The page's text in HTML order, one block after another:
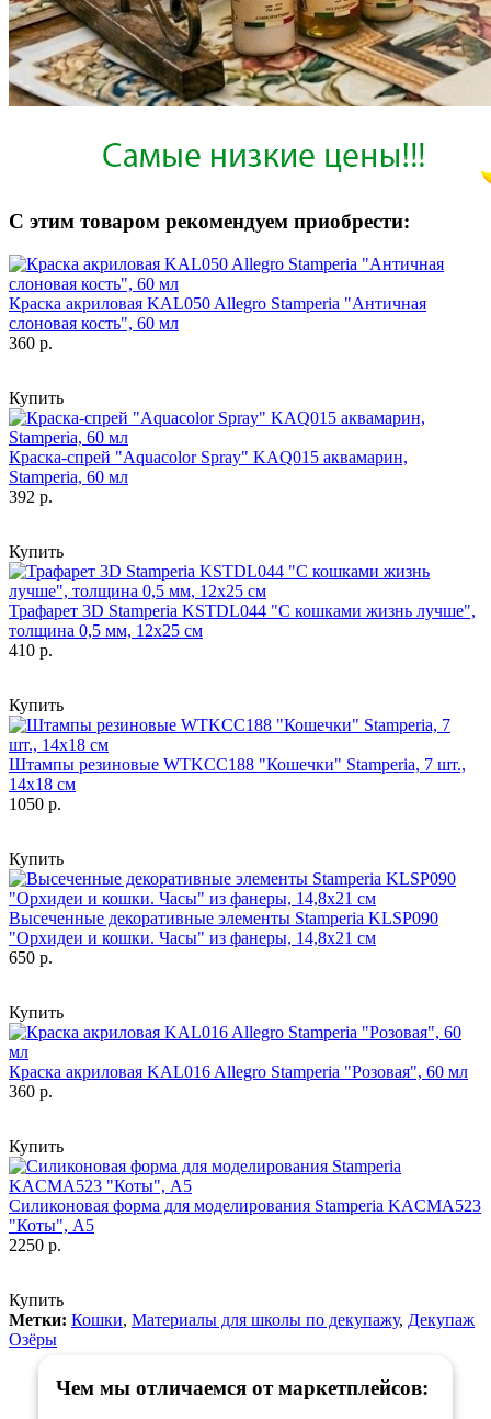
С этим товаром рекомендуем приобрести:
Краска акриловая KAL050 Allegro Stamperia "Античная
слоновая кость", 60 мл
360 р.
Купить
Краска-спрей "Aquacolor Spray" KAQ015 аквамарин,
Stamperia, 60 мл
392 р.
Купить
Трафарет 3D Stamperia KSTDL044 "С кошками жизнь лучше",
толщина 0,5 мм, 12х25 см
410 р.
Купить
Штампы резиновые WTKCC188 "Кошечки" Stamperia, 7 шт.,
14х18 см
1050 р.
Купить
Высеченные декоративные элементы Stamperia KLSP090
"Орхидеи и кошки. Часы" из фанеры, 14,8х21 см
650 р.
Купить
Краска акриловая KAL016 Allegro Stamperia "Розовая", 60 мл
360 р.
Купить
Силиконовая форма для моделирования Stamperia KACMA523
"Коты", А5
2250 р.
Купить
Метки: Кошки, Материалы для школы по декупажу, Декупаж
Озёры
Чем мы отличаемся от маркетплейсов: